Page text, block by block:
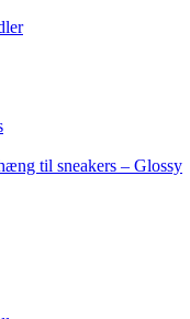
til sneakers – Glossy